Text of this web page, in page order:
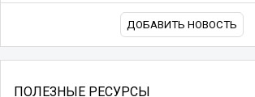
ДОБАВИТЬ НОВОСТЬ
ПОЛЕЗНЫЕ РЕСУРСЫ